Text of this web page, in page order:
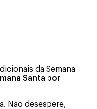
da Semana
Santa por
Não desespere,